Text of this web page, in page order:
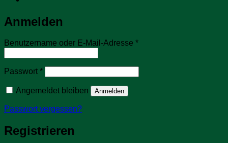
Anmelden
Benutzername oder E-Mail-Adresse *Erforderlich
Passwort *Erforderlich
Angemeldet bleiben Anmelden
Passwort vergessen?
Registrieren